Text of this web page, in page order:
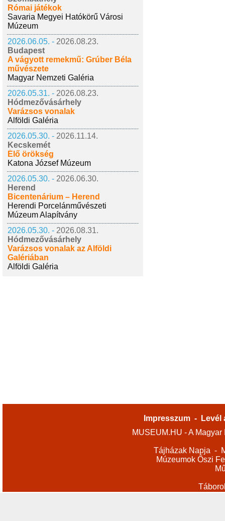
Római játékok
Savaria Megyei Hatókörű Városi
Múzeum
2026.06.05. - 2026.08.23.
Budapest
A vágyott remekmű: Grúber Béla
művészete
Magyar Nemzeti Galéria
2026.05.31. - 2026.08.23.
Hódmezővásárhely
Varázsos vonalak
Alföldi Galéria
2026.05.30. - 2026.11.14.
Kecskemét
Élő örökség
Katona József Múzeum
2026.05.30. - 2026.06.30.
Herend
Bicentenárium – Herend
Herendi Porcelánművészeti
Múzeum Alapítvány
2026.05.30. - 2026.08.31.
Hódmezővásárhely
Varázsos vonalak az Alföldi
Galériában
Alföldi Galéria
Impresszum -
Levél
MUSEUM.HU - A
Tájházak Napja -
Múzeumok Őszi